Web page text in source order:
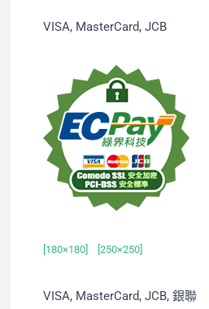
VISA, MasterCard, JCB
[180×180] [250×250]
VISA, MasterCard, JCB, 銀聯